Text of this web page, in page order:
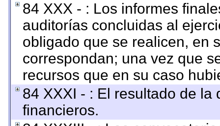
84 XXX - : Los informes
auditorías concluidas al
obligado que se realicen, en
correspondan; una vez que
recursos que en su caso
84 XXXI - : El resultado de
financieros.